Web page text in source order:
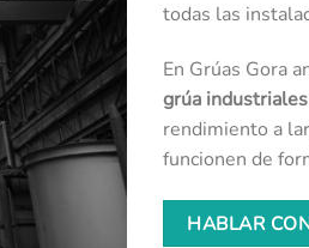
todas las
En Grúas Gora
grúa
rendimiento a
funcionen de
HABLAR